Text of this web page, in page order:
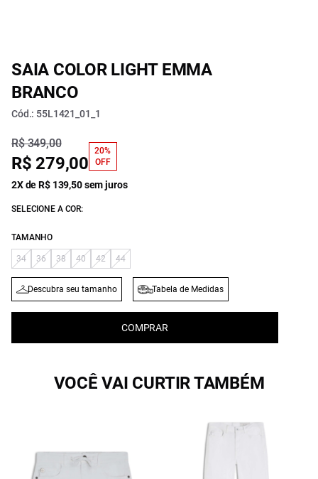
SAIA COLOR LIGHT EMMA
BRANCO
Cód.: 55L1421_01_1
R$ 349,00
R$ 279,00
20%
OFF
2X de R$ 139,50 sem juros
SELECIONE A COR:
TAMANHO
34 36 38 40 42 44
Descubra seu tamanho Tabela de Medidas
COMPRAR
VOCÊ VAI CURTIR TAMBÉM